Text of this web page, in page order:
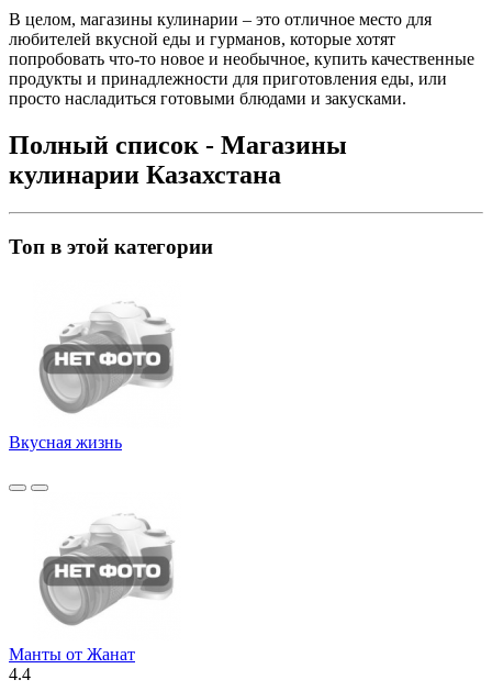
В целом, магазины кулинарии – это отличное место для
любителей вкусной еды и гурманов, которые хотят
попробовать что-то новое и необычное, купить качественные
продукты и принадлежности для приготовления еды, или
просто насладиться готовыми блюдами и закусками.
Полный список - Магазины
кулинарии Казахстана
Топ в этой категории
Вкусная жизнь
Манты от Жанат
4.4